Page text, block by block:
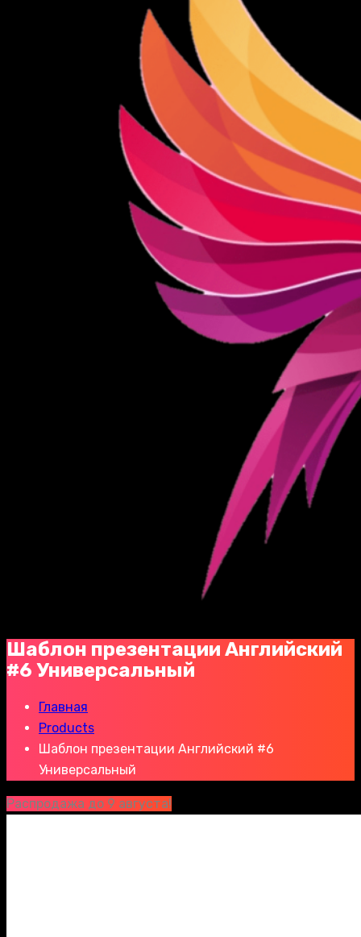
Шаблон презентации Английский
#6 Универсальный
Главная
Products
Шаблон презентации Английский #6
Универсальный
Распродажа до 9 августа!